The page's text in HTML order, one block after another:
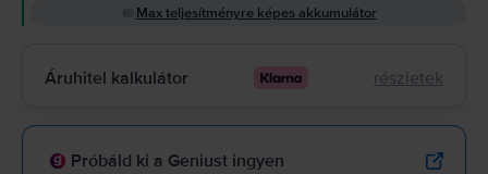
Max teljesítményre képes akkumulátor
Áruhitel kalkulátor részletek
Próbáld ki a Geniust ingyen